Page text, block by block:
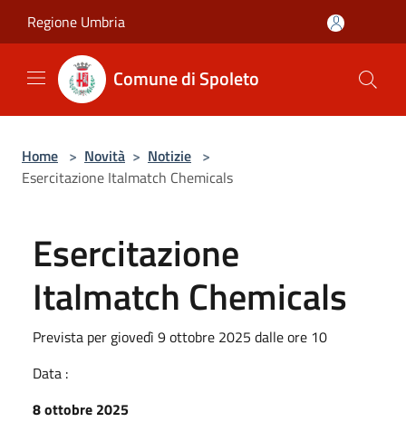
Regione Umbria
Comune di Spoleto
Home > Novità > Notizie >
Esercitazione Italmatch Chemicals
Esercitazione
Italmatch Chemicals
Prevista per giovedì 9 ottobre 2025 dalle ore 10
Data :
8 ottobre 2025